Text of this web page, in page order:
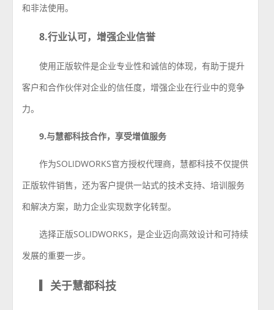
和非法使用。
8.行业认可，增强企业信誉
使用正版软件是企业专业性和诚信的体现，有助于提升
客户和合作伙伴对企业的信任度，增强企业在行业中的竞争
力。
9.与慧都科技合作，享受增值服务
作为SOLIDWORKS官方授权代理商，慧都科技不仅提供
正版软件销售，还为客户提供一站式的技术支持、培训服务
和解决方案，助力企业实现数字化转型。
选择正版SOLIDWORKS，是企业迈向高效设计和可持续
发展的重要一步。
关于慧都科技